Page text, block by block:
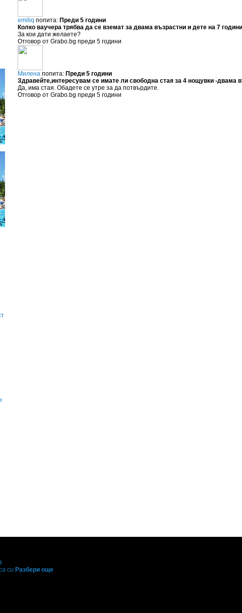
emiliq попита: Преди 5 години
Колко ваучера трябва да се вземат за двама възрастни и дете на 7
За кои дати желаете?
Отговор от Grabo.bg преди 5 години
Милена попита: Преди 5 години
Здравейте,интересувам се имате ли свободна стая за 4 нощувки -двама
Да, има стая. Обадете се утре за да потвърдите.
Отговор от Grabo.bg преди 5 години
си Разбери още